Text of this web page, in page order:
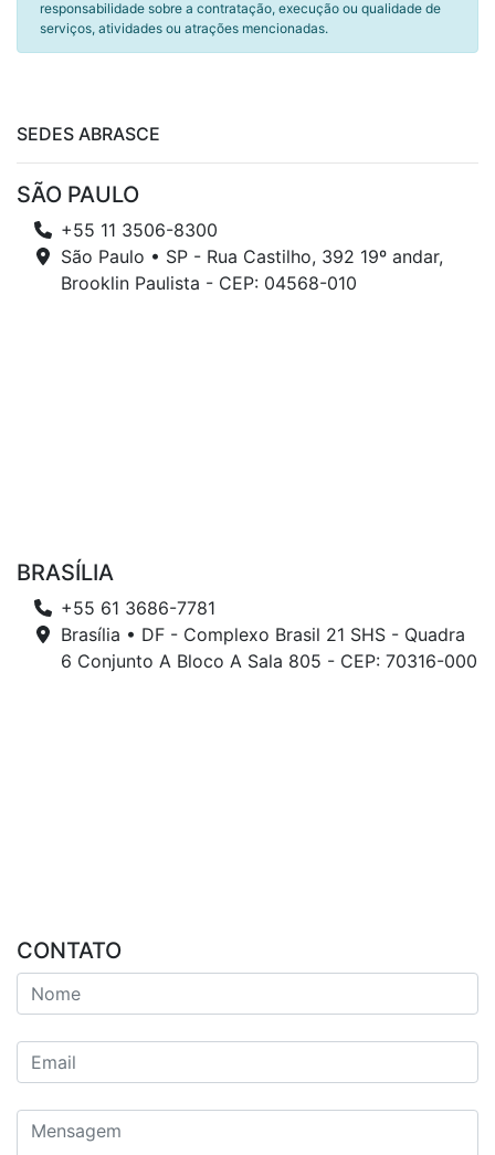
responsabilidade sobre a contratação, execução ou qualidade de
serviços, atividades ou atrações mencionadas.
SEDES ABRASCE
SÃO PAULO
+55 11 3506-8300
São Paulo • SP - Rua Castilho, 392 19º andar,
Brooklin Paulista - CEP: 04568-010
BRASÍLIA
+55 61 3686-7781
Brasília • DF - Complexo Brasil 21 SHS - Quadra
6 Conjunto A Bloco A Sala 805 - CEP: 70316-000
CONTATO